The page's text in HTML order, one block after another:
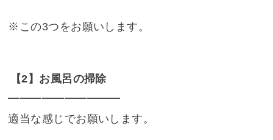
※この3つをお願いします。
【2】お風呂の掃除
━━━━━━━━━━
適当な感じでお願いします。